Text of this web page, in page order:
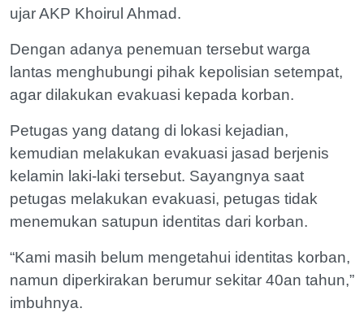
ujar AKP Khoirul Ahmad.
Dengan adanya penemuan tersebut warga
lantas menghubungi pihak kepolisian setempat,
agar dilakukan evakuasi kepada korban.
Petugas yang datang di lokasi kejadian,
kemudian melakukan evakuasi jasad berjenis
kelamin laki-laki tersebut. Sayangnya saat
petugas melakukan evakuasi, petugas tidak
menemukan satupun identitas dari korban.
“Kami masih belum mengetahui identitas korban,
namun diperkirakan berumur sekitar 40an tahun,”
imbuhnya.